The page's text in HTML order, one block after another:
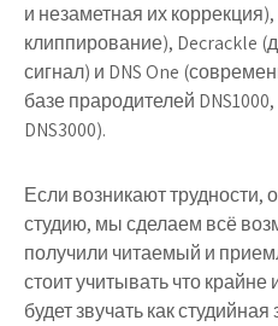
и незаметная их
клиппирование), Decrackle
сигнал) и DNS One
базе прародителей DNS1000,
DNS3000).
Если возникают трудности,
студию, мы сделаем всё
получили читаемый и
стоит учитывать что
будет звучать как